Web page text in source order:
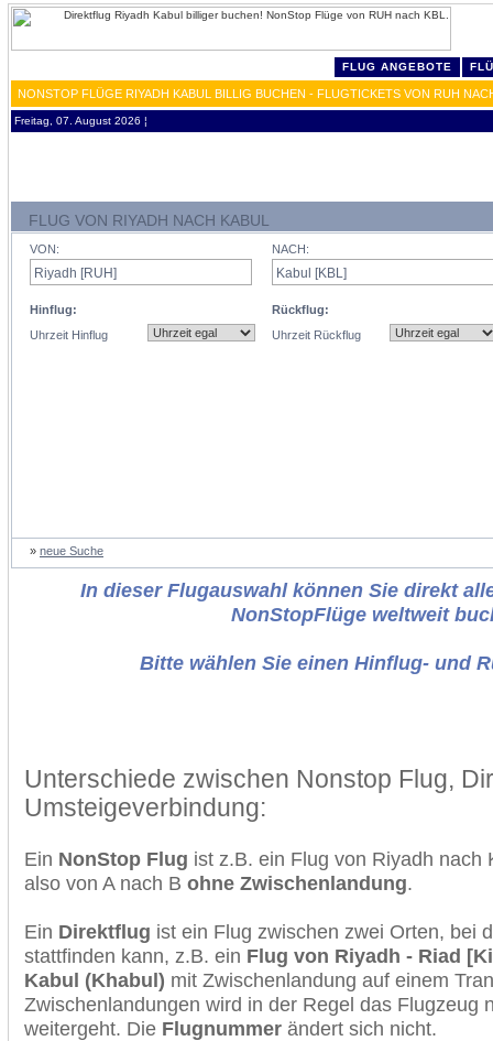
FLUG ANGEBOTE
NONSTOP FLÜGE RIYADH KABUL BILLIG BUCHEN - FLUGTICKETS VON RUH
Freitag, 07. August 2026 ¦
FLUG VON RIYADH NACH KABUL
VON:
Hinflug:
Uhrzeit Hinflug
NACH:
Rückflug:
Uhrzeit Rückflug
» neue Suche
In dieser Flugauswahl können Sie direkt
NonStopFlüge weltweit
Bitte wählen Sie einen Hinflug- und
Unterschiede zwischen Nonstop Flug,
Umsteigeverbindung:
Ein NonStop Flug ist z.B. ein Flug von Riyadh nach
also von A nach B ohne Zwischenlandung.
Ein Direktflug ist ein Flug zwischen zwei Orten, bei
stattfinden kann, z.B. ein Flug von Riyadh - Riad
Kabul (Khabul) mit Zwischenlandung auf einem
Zwischenlandungen wird in der Regel das Flugzeug
weitergeht. Die Flugnummer ändert sich nicht.